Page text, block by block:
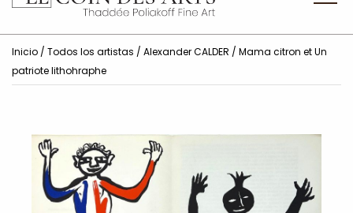
Inicio / Todos los artistas / Alexander CALDER / Mama citron et Un
patriote lithohraphe